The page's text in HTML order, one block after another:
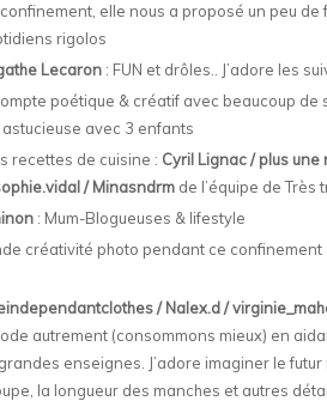
elle nous a proposé un peu
rigolos
Lecaron : FUN et drôles.. J’adore les
poétique & créatif avec beaucoup de
avec 3 enfants
recettes de cuisine : Cyril Lignac / plus
/ Minasndrm de l’équipe de Très
: Mum-Blogueuses & lifestyle
créativité photo pendant ce
/ Nalex.d /
autrement (consommons mieux) en
enseignes. J’adore imaginer le
la longueur des manches et autres